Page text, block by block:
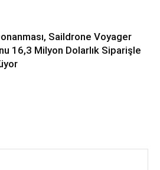
Saildrone Voyager
16,3 Milyon Dolarlık Siparişle